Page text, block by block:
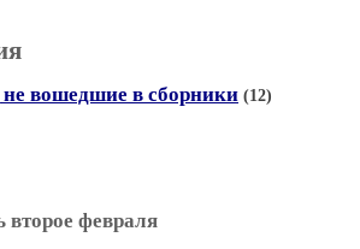
не вошедшие в сборники (12)
второе февраля